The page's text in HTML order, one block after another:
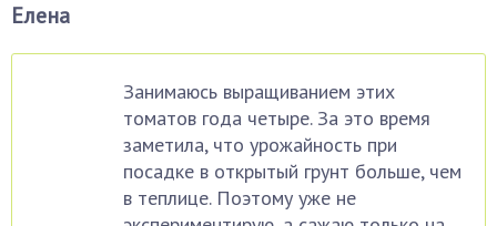
Елена
Занимаюсь выращиванием этих
томатов года четыре. За это время
заметила, что урожайность при
посадке в открытый грунт больше, чем
в теплице. Поэтому уже не